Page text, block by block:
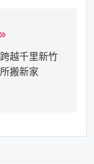
越千里新竹
搬新家